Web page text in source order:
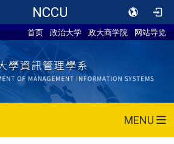
NCCU
首页 政治大学 政大商学院 网站导览
MENU